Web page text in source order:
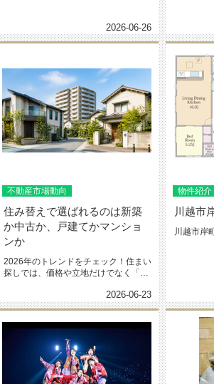
2026-06-26
不動産市場動向
住み替えで選ばれるのは新築
か中古か、戸建てかマンショ
ンか
2026年のトレンドをチェック！住まい
探しでは、価格や立地だけでなく「ど
2026-06-23
物件紹介
川越市
川越市岸